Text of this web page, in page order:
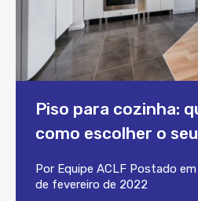
Piso para cozinha:
como escolher o
Por Equipe ACLF Postado em
de fevereiro de 2022